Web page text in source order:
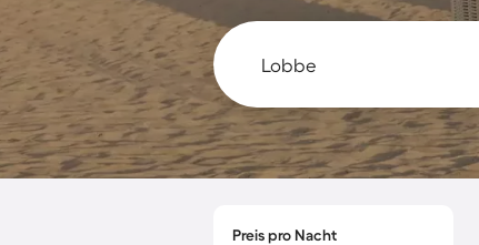
Preis pro Nacht